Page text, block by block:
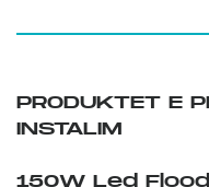
PRODUKTET E
INSTALIM
150W Led